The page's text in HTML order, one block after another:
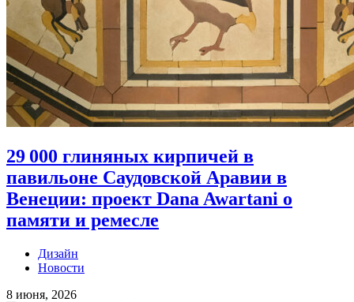
29 000 глиняных кирпичей в
павильоне Саудовской Аравии в
Венеции: проект Dana Awartani о
памяти и ремесле
Дизайн
Новости
8 июня, 2026